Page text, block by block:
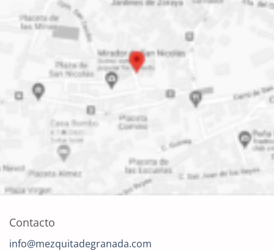
Contacto
info@mezquitadegranada.com